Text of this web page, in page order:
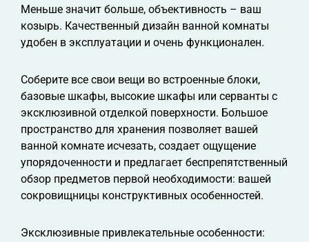
Меньше значит больше, объективность – ваш
козырь. Качественный дизайн ванной комнаты
удобен в эксплуатации и очень функционален.
Соберите все свои вещи во встроенные блоки,
базовые шкафы, высокие шкафы или серванты с
эксклюзивной отделкой поверхности. Большое
пространство для хранения позволяет вашей
ванной комнате исчезать, создает ощущение
упорядоченности и предлагает беспрепятственный
обзор предметов первой необходимости: вашей
сокровищницы конструктивных особенностей.
Эксклюзивные привлекательные особенности: